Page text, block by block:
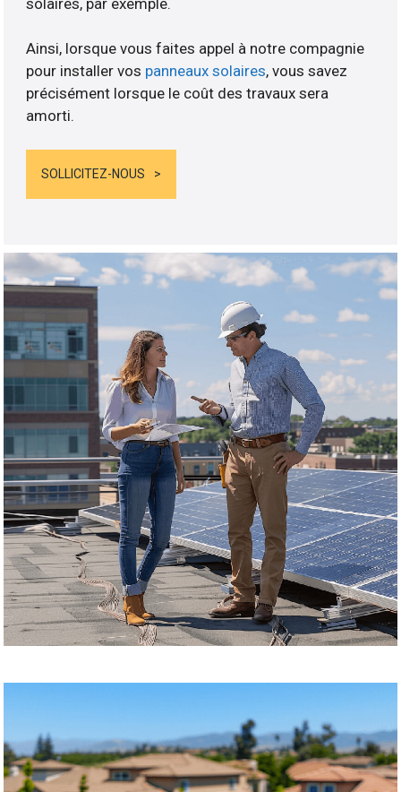
Ainsi, lorsque vous faites appel à notre compagnie
pour installer vos panneaux solaires, vous savez
précisément lorsque le coût des travaux sera
amorti.
SOLLICITEZ-NOUS